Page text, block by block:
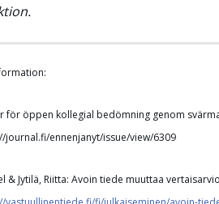
för öppen kollegial bedömning genom
journal.fi/ennenjanyt/issue/view/6309
& Jytilä, Riitta: Avoin tiede muuttaa